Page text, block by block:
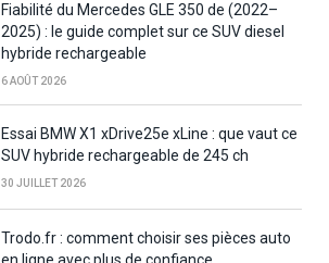
Fiabilité du Mercedes GLE 350 de (2022–
2025) : le guide complet sur ce SUV diesel
hybride rechargeable
6 AOÛT 2026
Essai BMW X1 xDrive25e xLine : que vaut ce
SUV hybride rechargeable de 245 ch
30 JUILLET 2026
Trodo.fr : comment choisir ses pièces auto